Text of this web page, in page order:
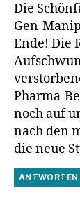
Die
Gen-
Ende! Die
Pharma-
noch auf
nach den
die neue
ANTWORTEN